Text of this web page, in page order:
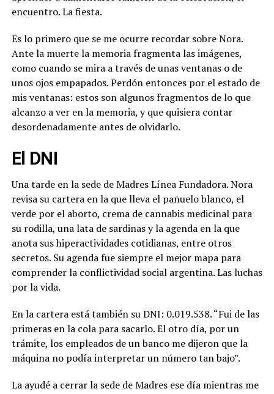
encuentro. La fiesta.
Es lo primero que se me ocurre recordar sobre Nora.
Ante la muerte la memoria fragmenta las imágenes,
como cuando se mira a través de unas ventanas o de
unos ojos empapados. Perdón entonces por el estado de
mis ventanas: estos son algunos fragmentos de lo que
alcanzo a ver en la memoria, y que quisiera contar
desordenadamente antes de olvidarlo.
El DNI
Una tarde en la sede de Madres Línea Fundadora. Nora
revisa su cartera en la que lleva el pañuelo blanco, el
verde por el aborto, crema de cannabis medicinal para
su rodilla, una lata de sardinas y la agenda en la que
anota sus hiperactividades cotidianas, entre otros
secretos. Su agenda fue siempre el mejor mapa para
comprender la conflictividad social argentina. Las luchas
por la vida.
En la cartera está también su DNI: 0.019.538. “Fui de las
primeras en la cola para sacarlo. El otro día, por un
trámite, los empleados de un banco me dijeron que la
máquina no podía interpretar un número tan bajo”.
La ayudé a cerrar la sede de Madres ese día mientras me